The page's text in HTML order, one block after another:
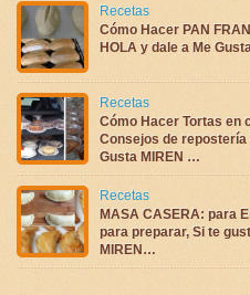
Recetas
Cómo Hacer PAN
HOLA y dale a Me
Recetas
Cómo Hacer Tortas en
Consejos de repostería
Gusta MIREN …
Recetas
MASA CASERA: para
para preparar, Si te
MIREN…